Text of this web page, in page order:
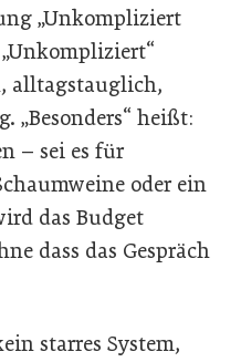
„Unkompliziert
alltagstauglich,
„Besonders“ heißt:
– sei es für
oder ein
das Budget
dass das Gespräch
starres System,